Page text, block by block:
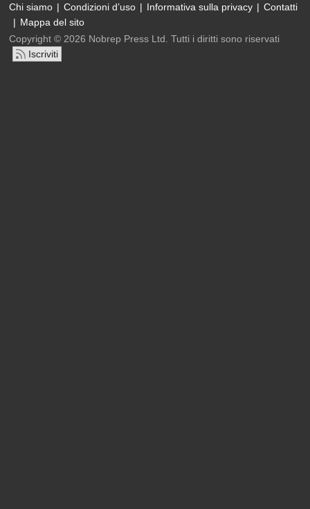
Chi siamo Condizioni d’uso Informativa sulla privacy
Contatti
Mappa del sito
Copyright © 2026 Nobrep Press Ltd. Tutti i diritti sono riservati
Iscriviti